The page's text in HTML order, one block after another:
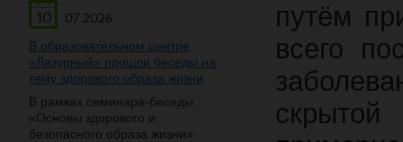
10
07.2026
В образовательном центре
«Лазурный» прошли беседы на
тему здорового образа жизни
В рамках семинара-беседы
«Основы здорового и
безопасного образа жизни»
путём
всего